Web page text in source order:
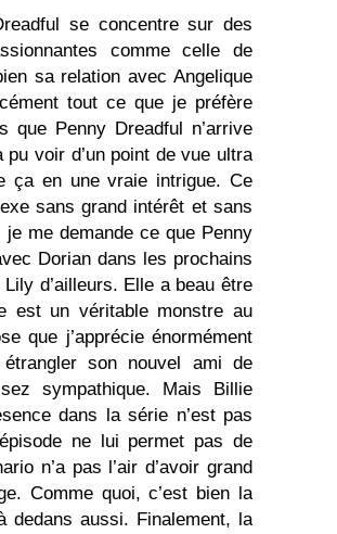
se concentre sur des
comme celle de
sa relation avec Angelique
tout ce que je préfère
Penny Dreadful n’arrive
voir d’un point de vue ultra
ça en une vraie intrigue. Ce
sans grand intérêt et sans
me demande ce que Penny
Dorian dans les prochains
d’ailleurs. Elle a beau être
est un véritable monstre au
que j’apprécie énormément
son nouvel ami de
sympathique. Mais Billie
dans la série n’est pas
ne lui permet pas de
n’a pas l’air d’avoir grand
Comme quoi, c’est bien la
dedans aussi. Finalement, la